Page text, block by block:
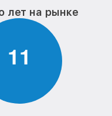
лет на рынке
11